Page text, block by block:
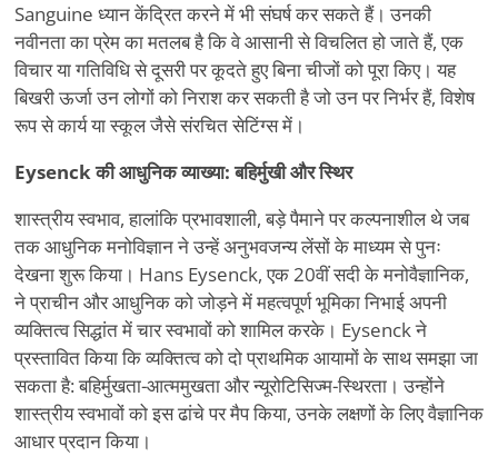
Sanguine ध्यान केंद्रित करने में भी संघर्ष कर सकते हैं। उनकी
नवीनता का प्रेम का मतलब है कि वे आसानी से विचलित हो जाते हैं, एक
विचार या गतिविधि से दूसरी पर कूदते हुए बिना चीजों को पूरा किए। यह
बिखरी ऊर्जा उन लोगों को निराश कर सकती है जो उन पर निर्भर हैं, विशेष
रूप से कार्य या स्कूल जैसे संरचित सेटिंग्स में।
Eysenck की आधुनिक व्याख्या: बहिर्मुखी और स्थिर
शास्त्रीय स्वभाव, हालांकि प्रभावशाली, बड़े पैमाने पर कल्पनाशील थे जब
तक आधुनिक मनोविज्ञान ने उन्हें अनुभवजन्य लेंसों के माध्यम से पुनः
देखना शुरू किया। Hans Eysenck, एक 20वीं सदी के मनोवैज्ञानिक,
ने प्राचीन और आधुनिक को जोड़ने में महत्वपूर्ण भूमिका निभाई अपनी
व्यक्तित्व सिद्धांत में चार स्वभावों को शामिल करके। Eysenck ने
प्रस्तावित किया कि व्यक्तित्व को दो प्राथमिक आयामों के साथ समझा जा
सकता है: बहिर्मुखता-आत्ममुखता और न्यूरोटिसिज्म-स्थिरता। उन्होंने
शास्त्रीय स्वभावों को इस ढांचे पर मैप किया, उनके लक्षणों के लिए वैज्ञानिक
आधार प्रदान किया।